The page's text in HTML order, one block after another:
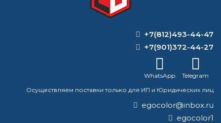
ВОПРОС-ОТВЕТ
Что такое цинконаполненная
Как правильно разводить краску с
Какой краской легче красить авто?
+7(812)493-44-47
+7(901)372-44-27
WhatsApp
Telegram
Осуществляем поставки только для ИП и Юридических лиц
egocolor@inbox.ru
egocolor1